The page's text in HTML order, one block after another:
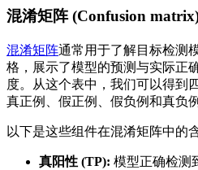
混淆矩阵 (Confusion
混淆矩阵通常用于了解目标检测
格，展示了模型的预测与实际正
度。从这个表中，我们可以得到
真正例、假正例、假负例和真负例
以下是这些组件在混淆矩阵中的
真阳性 (TP): 模型正确检测